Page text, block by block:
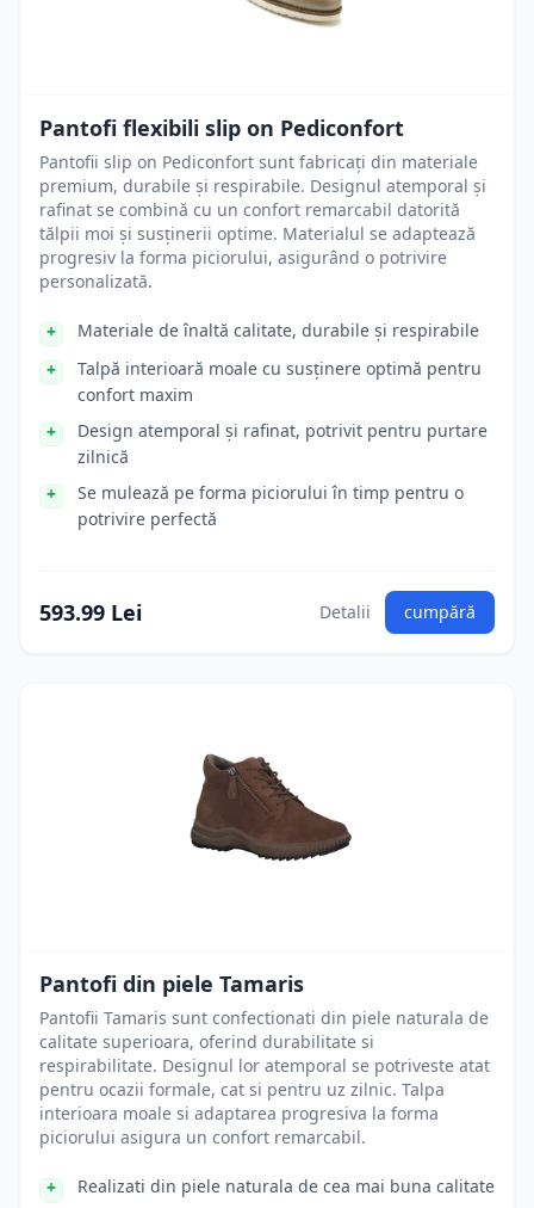
Pantofi flexibili slip on Pediconfort
Pantofii slip on Pediconfort sunt fabricați din materiale
premium, durabile și respirabile. Designul atemporal și
rafinat se combină cu un confort remarcabil datorită
tălpii moi și susținerii optime. Materialul se adaptează
progresiv la forma piciorului, asigurând o potrivire
personalizată.
Materiale de înaltă calitate, durabile și respirabile
Talpă interioară moale cu susținere optimă pentru
confort maxim
Design atemporal și rafinat, potrivit pentru purtare
zilnică
Se mulează pe forma piciorului în timp pentru o
potrivire perfectă
593.99 Lei Detalii cumpără
Pantofi din piele Tamaris
Pantofii Tamaris sunt confectionati din piele naturala de
calitate superioara, oferind durabilitate si
respirabilitate. Designul lor atemporal se potriveste atat
pentru ocazii formale, cat si pentru uz zilnic. Talpa
interioara moale si adaptarea progresiva la forma
piciorului asigura un confort remarcabil.
Realizati din piele naturala de cea mai buna calitate